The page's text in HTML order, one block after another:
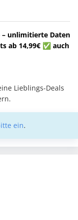
unlimitierte Daten
ab 14,99€ ✅ auch
Lieblings-Deals
ein.